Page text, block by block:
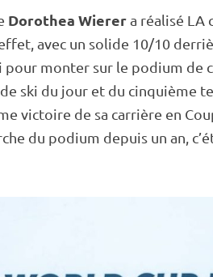
Dorothea Wierera réalisé LA
avec un solide 10/10
pour monter sur le podium de
ski du jour et du cinquième
victoire de sa carrière en
du podium depuis un an,